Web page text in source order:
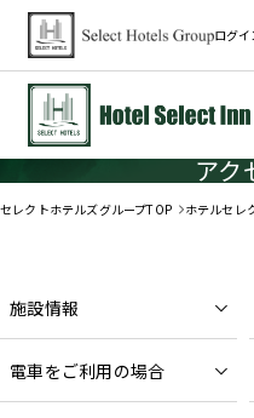
ログイ
アク
セレクトホテルズグループTOP ホテルセレ
施設情報
電車をご利用の場合